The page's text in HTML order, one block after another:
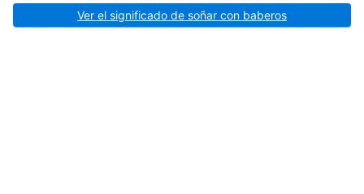
Ver el significado de soñar con baberos